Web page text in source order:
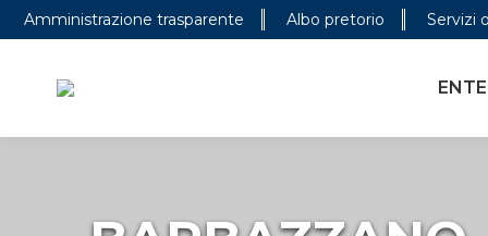
Amministrazione trasparente Albo pretorio Servizi
ENTE PARCO